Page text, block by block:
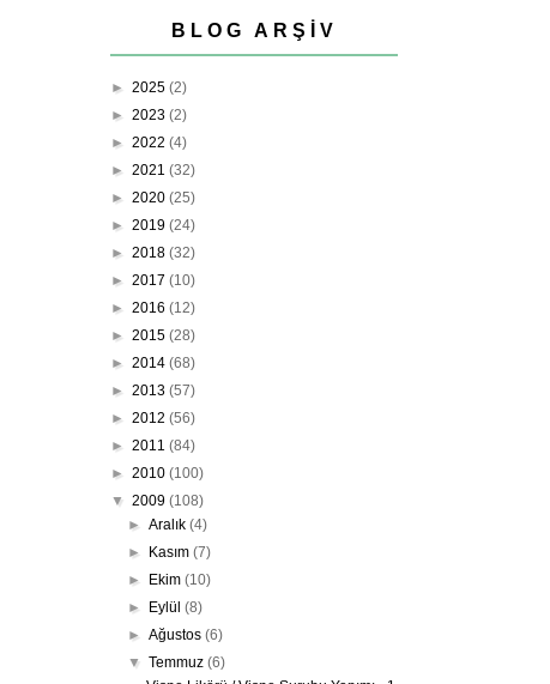
BLOG ARŞIV
► 2025 (2)
► 2023 (2)
► 2022 (4)
► 2021 (32)
► 2020 (25)
► 2019 (24)
► 2018 (32)
► 2017 (10)
► 2016 (12)
► 2015 (28)
► 2014 (68)
► 2013 (57)
► 2012 (56)
► 2011 (84)
► 2010 (100)
▼ 2009 (108)
►Aralık(4)
► Kasım(7)
► Ekim(10)
► Eylül(8)
►Ağustos(6)
▼Temmuz(6)